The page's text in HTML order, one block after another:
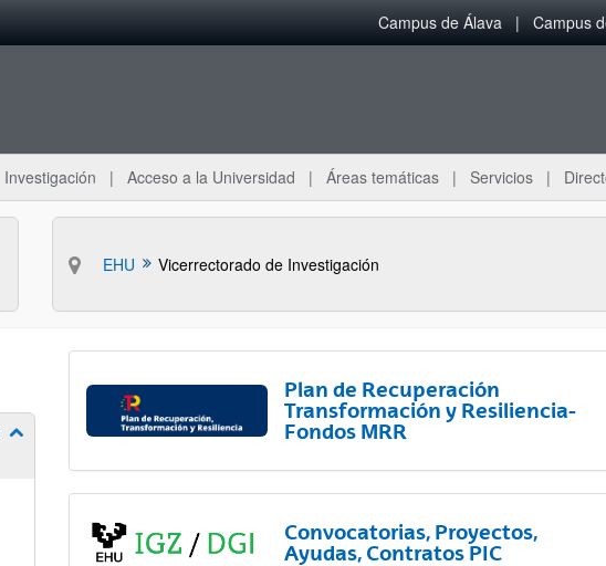
Campus de Álava Campus
Investigación Acceso a la Universidad Áreas temáticas Servicios
EHU Vicerrectorado de Investigación
Mostrar/ocultar subpáginas
Plan de Recuperación
Transformación y Resiliencia-
Fondos MRR
Convocatorias, Proyectos,
Ayudas, Contratos PIC